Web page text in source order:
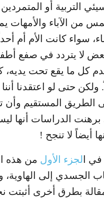
التربية أو
من الآباء والأمهات
سواء كانت الأم أم أحداً
لا يتردد في صفع
كل ما يقع تحت يديه،
ولكن حتى لو اعتقدنا
الطريق المستقيم وأن
برهنت الدراسات أنها
أيضاً لا تنجح !
ا لجزء الأول من هذه
الجسدي إلى
بطرق أخرى أثبتت